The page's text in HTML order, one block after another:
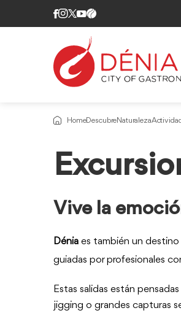
HomeDescubreNaturaleza
Vive la
Dénia es también un
guiadas por profesionales
Estas salidas están
jigging o grandes capturas